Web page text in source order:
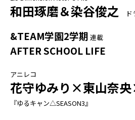
和田琢磨＆染谷俊之 ド
&TEAM学園2学期 連載
AFTER SCHOOL LIFE
アニレコ
花守ゆみり×東山奈
『ゆるキャン△SEASON3』